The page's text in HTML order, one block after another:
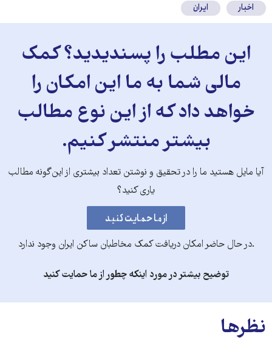
اخبار ایران
این مطلب را پسندیدید؟ کمک
مالی شما به ما این امکان را
خواهد داد که از این نوع مطالب
بیشتر منتشر کنیم.
آیا مایل هستید ما را در تحقیق و نوشتن تعداد بیشتری از این‌گونه مطالب
یاری کنید؟
.در حال حاضر امکان دریافت کمک مخاطبان ساکن ایران وجود ندارد
توضیح بیشتر در مورد اینکه چطور از ما حمایت کنید
نظرها